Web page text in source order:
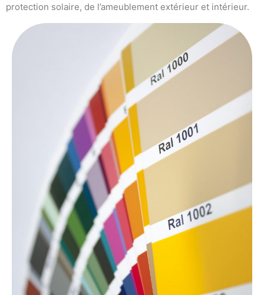
protection solaire, de l’ameublement extérieur et intérieur.